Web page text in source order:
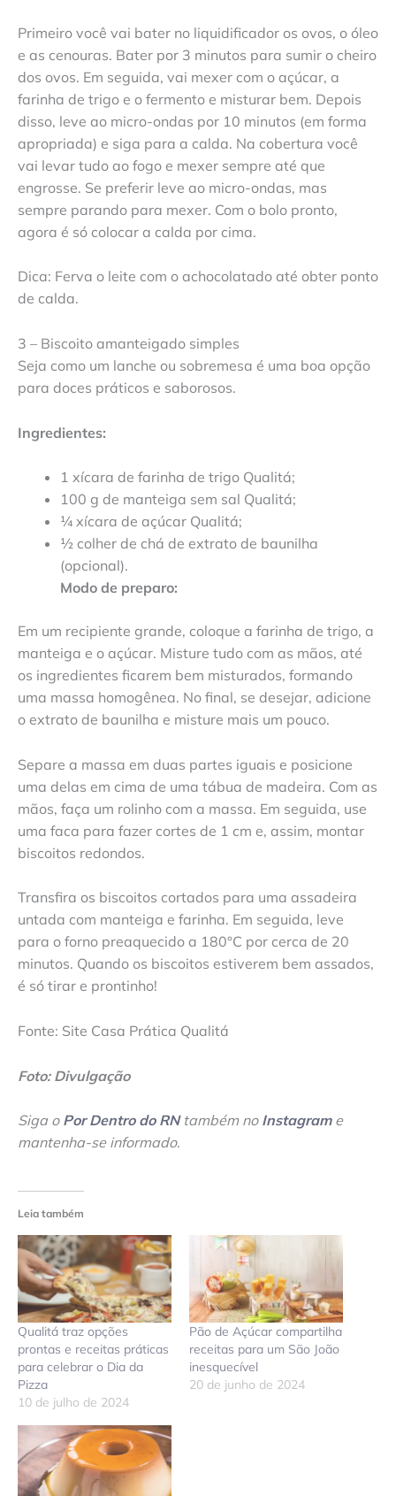
Primeiro você vai bater no liquidificador os ovos, o óleo
e as cenouras. Bater por 3 minutos para sumir o cheiro
dos ovos. Em seguida, vai mexer com o açúcar, a
farinha de trigo e o fermento e misturar bem. Depois
disso, leve ao micro-ondas por 10 minutos (em forma
apropriada) e siga para a calda. Na cobertura você
vai levar tudo ao fogo e mexer sempre até que
engrosse. Se preferir leve ao micro-ondas, mas
sempre parando para mexer. Com o bolo pronto,
agora é só colocar a calda por cima.
Dica: Ferva o leite com o achocolatado até obter ponto
de calda.
3 – Biscoito amanteigado simples
Seja como um lanche ou sobremesa é uma boa opção
para doces práticos e saborosos.
Ingredientes:
1 xícara de farinha de trigo Qualitá;
100 g de manteiga sem sal Qualitá;
¼ xícara de açúcar Qualitá;
½ colher de chá de extrato de baunilha
(opcional).
Modo de preparo:
Em um recipiente grande, coloque a farinha de trigo, a
manteiga e o açúcar. Misture tudo com as mãos, até
os ingredientes ficarem bem misturados, formando
uma massa homogênea. No final, se desejar, adicione
o extrato de baunilha e misture mais um pouco.
Separe a massa em duas partes iguais e posicione
uma delas em cima de uma tábua de madeira. Com as
mãos, faça um rolinho com a massa. Em seguida, use
uma faca para fazer cortes de 1 cm e, assim, montar
biscoitos redondos.
Transfira os biscoitos cortados para uma assadeira
untada com manteiga e farinha. Em seguida, leve
para o forno preaquecido a 180°C por cerca de 20
minutos. Quando os biscoitos estiverem bem assados,
é só tirar e prontinho!
Fonte: Site Casa Prática Qualitá
Foto: Divulgação
Siga o Por Dentro do RNtambém no Instagrame
mantenha-se informado.
Leia também
Qualitá traz opções
prontas e receitas práticas
para celebrar o Dia da
Pizza
10 de julho de 2024
Pão de Açúcar compartilha
receitas para um São João
inesquecível
20 de junho de 2024